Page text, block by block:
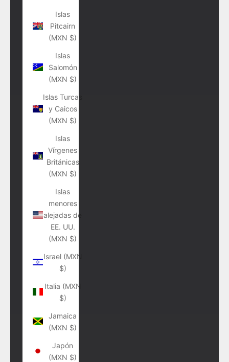
Islas
Pitcairn
(MXN $)
Islas
Salomón
(MXN $)
Islas Turcas
y Caicos
(MXN $)
Islas
Vírgenes
Británicas
(MXN $)
Islas
menores
alejadas de
EE. UU.
(MXN $)
Israel (MXN
$)
Italia (MXN
$)
Jamaica
(MXN $)
Japón
(MXN $)